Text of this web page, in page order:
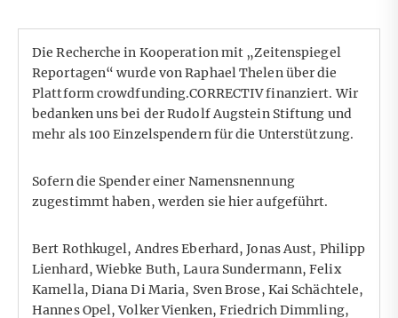
Die Recherche in Kooperation mit „Zeitenspiegel
Reportagen“ wurde von Raphael Thelen über die
Plattform crowdfunding.CORRECTIV finanziert. Wir
bedanken uns bei der Rudolf Augstein Stiftung und
mehr als 100 Einzelspendern für die Unterstützung.
Sofern die Spender einer Namensnennung
zugestimmt haben, werden sie hier aufgeführt.
Bert Rothkugel, Andres Eberhard, Jonas Aust, Philipp
Lienhard, Wiebke Buth, Laura Sundermann, Felix
Kamella, Diana Di Maria, Sven Brose, Kai Schächtele,
Hannes Opel, Volker Vienken, Friedrich Dimmling,